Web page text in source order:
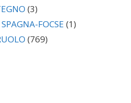
(3)
FOCSE (1)
(769)